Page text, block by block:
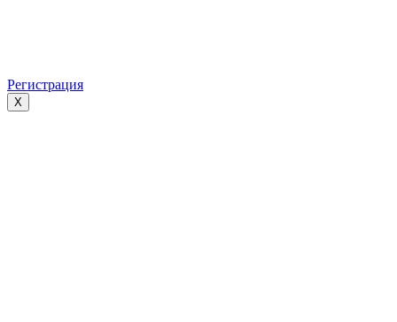
Регистрация
X